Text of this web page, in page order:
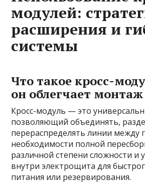
модулей:
расширения и
системы
Что такое кросс-
он облегчает монтаж
Кросс-модуль — это
позволяющий объединять,
перераспределять линии между
необходимости полной
различной степени сложности и
внутри электрощита для
питания или резервирования.